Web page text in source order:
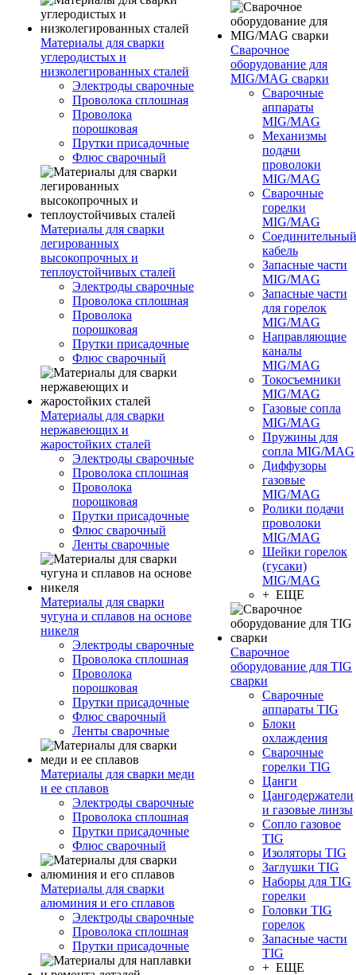
Материалы для сварки
углеродистых и
низколегированных сталей
Электроды сварочные
Проволока сплошная
Проволока
порошковая
Прутки присадочные
Флюс сварочный
Материалы для сварки
легированных
высокопрочных и
теплоустойчивых сталей
Электроды сварочные
Проволока сплошная
Проволока
порошковая
Прутки присадочные
Флюс сварочный
Материалы для сварки
нержавеющих и
жаростойких сталей
Электроды сварочные
Проволока сплошная
Проволока
порошковая
Прутки присадочные
Флюс сварочный
Ленты сварочные
Материалы для сварки
чугуна и сплавов на основе
никеля
Электроды сварочные
Проволока сплошная
Проволока
порошковая
Прутки присадочные
Флюс сварочный
Ленты сварочные
Материалы для сварки меди
и ее сплавов
Электроды сварочные
Проволока сплошная
Прутки присадочные
Флюс сварочный
Материалы для сварки
алюминия и его сплавов
Электроды сварочные
Проволока сплошная
Прутки присадочные
Сварочное
оборудование для
MIG/MAG сварки
Сварочные
аппараты
MIG/MAG
Механизмы
подачи
проволоки
MIG/MAG
Сварочные
горелки
MIG/MAG
Соединительный
кабель
Запасные части
MIG/MAG
Запасные части
для горелок
MIG/MAG
Направляющие
каналы
MIG/MAG
Токосъемники
MIG/MAG
Газовые сопла
MIG/MAG
Пружины для
сопла MIG/MAG
Диффузоры
газовые
MIG/MAG
Ролики подачи
проволоки
MIG/MAG
Шейки горелок
(гусаки)
MIG/MAG
+ ЕЩЕ
Сварочное
оборудование для TIG
сварки
Сварочные
аппараты TIG
Блоки
охлаждения
Сварочные
горелки TIG
Цанги
Цангодержатели
и газовые линзы
Сопло газовое
TIG
Изоляторы TIG
Заглушки TIG
Наборы для TIG
горелки
Головки TIG
горелок
Запасные части
TIG
+ ЕЩЕ